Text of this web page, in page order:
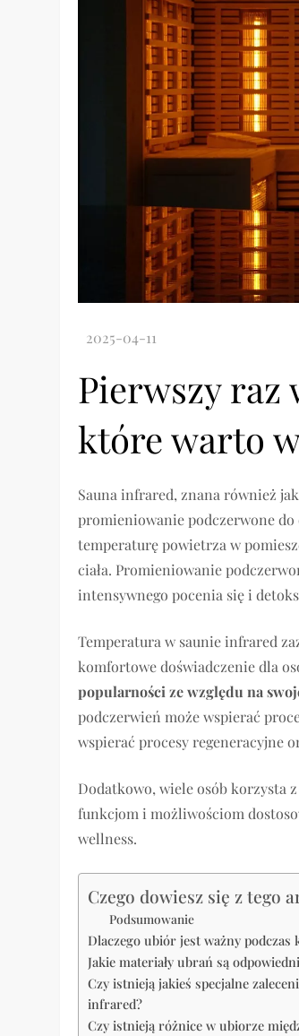
Pierwszy raz
które warto
Sauna infrared, znana również
promieniowanie podczerwone do
temperaturę powietrza w
ciała. Promieniowanie
intensywnego pocenia się i
Temperatura w saunie infrared
komfortowe doświadczenie dla
popularności ze względu na
podczerwień może wspierać
wspierać procesy regeneracyjne
Dodatkowo, wiele osób korzysta
funkcjom i możliwościom
wellness.
Czego dowiesz się z tego
Podsumowanie
Dlaczego ubiór jest ważny
Jakie materiały ubrań są
Czy istnieją jakieś specjalne
infrared?
Czy istnieją różnice w ubiorze